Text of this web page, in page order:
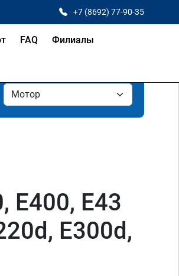
+7 (8692) 77-90-35
FAQ Филиалы
E400, E43
E300d,